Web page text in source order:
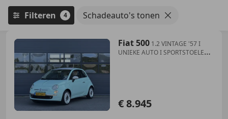
Filteren 4 Schadeauto's tonen
Fiat 500 1.2 VINTAGE '57 I
UNIEKE AUTO I SPORTSTOELEN I
€ 8.945